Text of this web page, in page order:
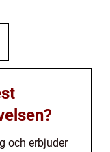
och erbjuder